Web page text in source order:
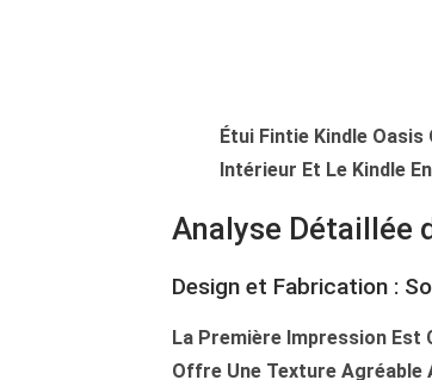
Étui Fintie Kindle
Intérieur Et Le Kindle
Analyse Détaillée
Design et Fabrication :
La Première Impression Est
Offre Une Texture Agréable